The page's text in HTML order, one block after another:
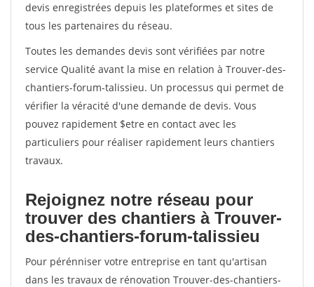
devis enregistrées depuis les plateformes et sites de
tous les partenaires du réseau.
Toutes les demandes devis sont vérifiées par notre
service Qualité avant la mise en relation à Trouver-des-
chantiers-forum-talissieu. Un processus qui permet de
vérifier la véracité d'une demande de devis. Vous
pouvez rapidement $etre en contact avec les
particuliers pour réaliser rapidement leurs chantiers
travaux.
Rejoignez notre réseau pour
trouver des chantiers à Trouver-
des-chantiers-forum-talissieu
Pour pérénniser votre entreprise en tant qu'artisan
dans les travaux de rénovation Trouver-des-chantiers-